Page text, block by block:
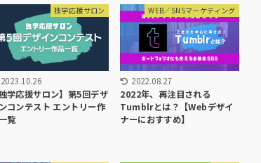
独学応援サロン
2023.10.26
独学応援サロン】第5回デザ
コンテスト エントリー作
覧
WEB／SNSマーケティング
2022.08.27
2022年、再注目される
Tumblrとは？【Webデザイ
ナーにおすすめ】